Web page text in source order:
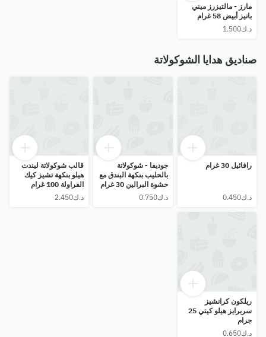
مارز - مالتيزرز ميني
بانيز أبيض 58 غرام
صناديق هدايا الشوكولاتة
رافائيل 30 غرام
جوديفا - شوكولاتة
بالحليب بنكهة البندق مع
حشوة البرالين 30 غرام
⁦د.ك0.750⁩
قالب شوكولاتة ليندت
هيلو بنكهة تشيز كيك
الفراولة 100 غرام
ريلكون كرانشيز
سربرايز هيلو كيتي 25
جرام